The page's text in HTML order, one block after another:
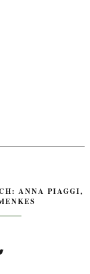
ANNA PIAGGI,